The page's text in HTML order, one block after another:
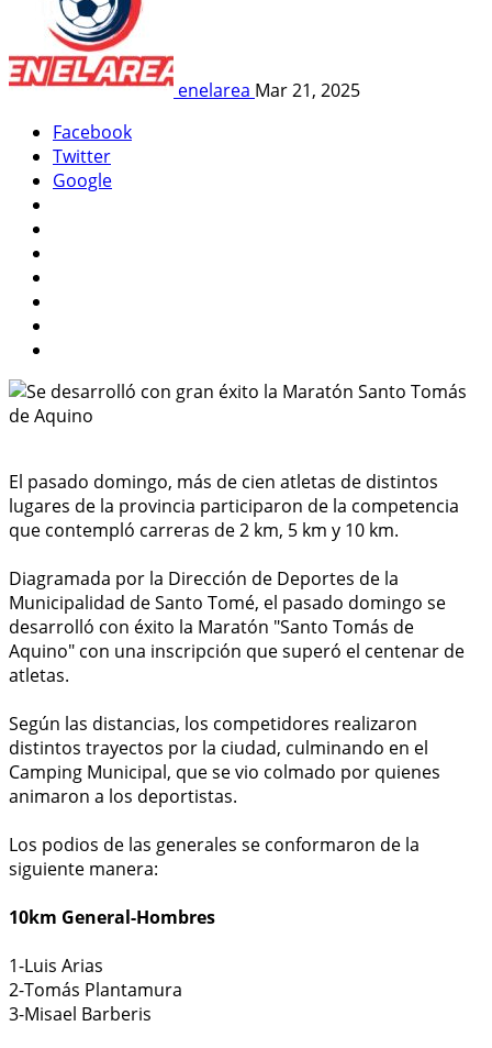
enelarea Mar 21, 2025
Facebook
Twitter
Google
El pasado domingo, más de cien atletas de distintos
lugares de la provincia participaron de la competencia
que contempló carreras de 2 km, 5 km y 10 km.
Diagramada por la Dirección de Deportes de la
Municipalidad de Santo Tomé, el pasado domingo se
desarrolló con éxito la Maratón "Santo Tomás de
Aquino" con una inscripción que superó el centenar de
atletas.
Según las distancias, los competidores realizaron
distintos trayectos por la ciudad, culminando en el
Camping Municipal, que se vio colmado por quienes
animaron a los deportistas.
Los podios de las generales se conformaron de la
siguiente manera:
10km General-Hombres
1-Luis Arias
2-Tomás Plantamura
3-Misael Barberis